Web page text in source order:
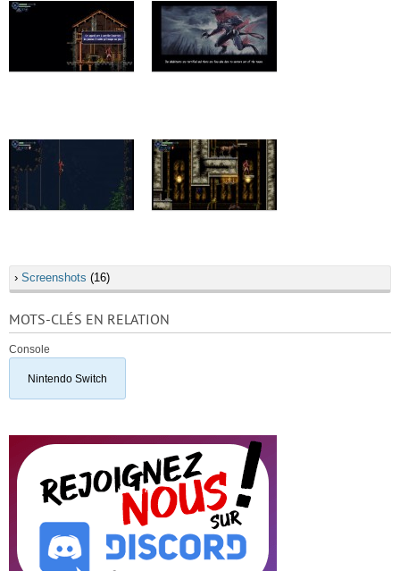
› Screenshots (16)
MOTS-CLÉS EN RELATION
Console
Nintendo Switch